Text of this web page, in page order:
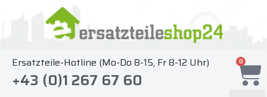
springen
Ersatzteile-Hotline (Mo-Do 8-15, Fr 8-12 Uhr)
+43 (0)1 267 67 60
0